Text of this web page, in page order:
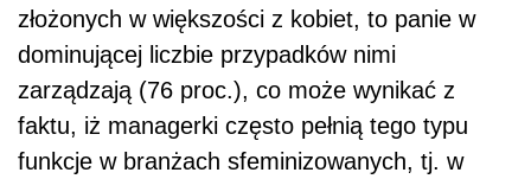
złożonych w większości z kobiet, to panie w
dominującej liczbie przypadków nimi
zarządzają (76 proc.), co może wynikać z
faktu, iż managerki często pełnią tego typu
funkcje w branżach sfeminizowanych, tj. w